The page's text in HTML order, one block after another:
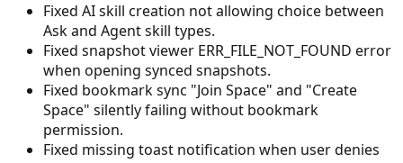
Fixed AI skill creation not allowing choice between
Ask and Agent skill types.
Fixed snapshot viewer ERR_FILE_NOT_FOUND error
when opening synced snapshots.
Fixed bookmark sync "Join Space" and "Create
Space" silently failing without bookmark
permission.
Fixed missing toast notification when user denies